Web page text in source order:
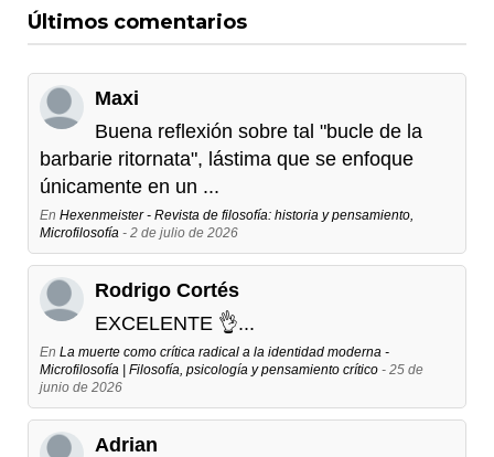
Últimos comentarios
Maxi
Buena reflexión sobre tal "bucle de la
barbarie ritornata", lástima que se enfoque
únicamente en un ...
En Hexenmeister - Revista de filosofía: historia y pensamiento,
Microfilosofía - 2 de julio de 2026
Rodrigo Cortés
EXCELENTE 👌...
En La muerte como crítica radical a la identidad moderna -
Microfilosofía | Filosofía, psicología y pensamiento crítico - 25 de
junio de 2026
Adrian